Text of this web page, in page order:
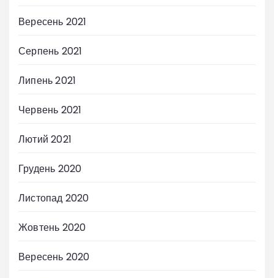
Вересень 2021
Серпень 2021
Липень 2021
Червень 2021
Лютий 2021
Грудень 2020
Листопад 2020
Жовтень 2020
Вересень 2020